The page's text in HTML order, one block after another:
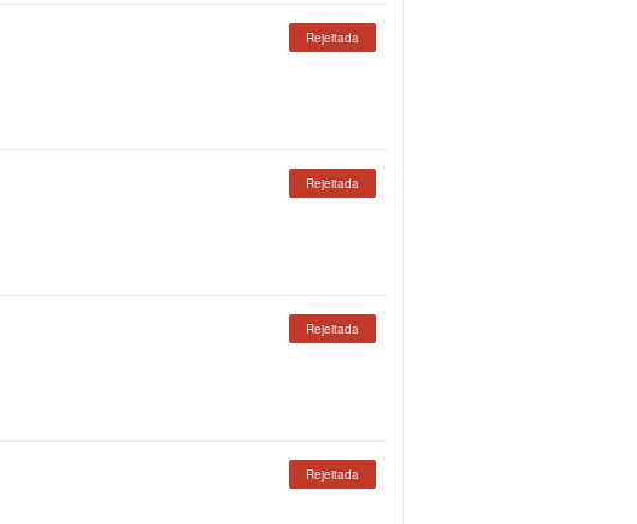
Rejeitada
Rejeitada
Rejeitada
Rejeitada